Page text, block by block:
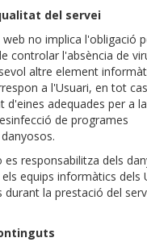
del servei
web no implica l'obligació
controlar l'absència de
altre element
a l'Usuari, en tot
d'eines adequades per a la
de programes
es responsabilitza dels
equips informàtics dels
durant la prestació del